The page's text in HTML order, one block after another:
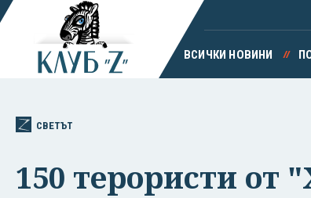
ВСИЧКИ НОВИНИ
СВЕТЪТ
150 терористи от